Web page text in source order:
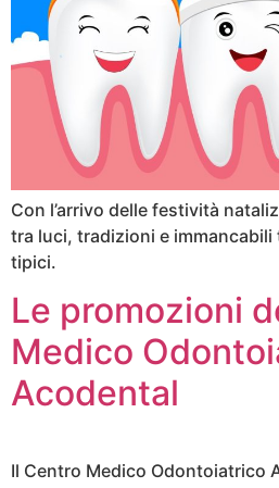
Con l’arrivo delle festività
tra luci, tradizioni e
tipici.
Le promozioni
Medico
Acodental
Il Centro Medico Odontoiatrico